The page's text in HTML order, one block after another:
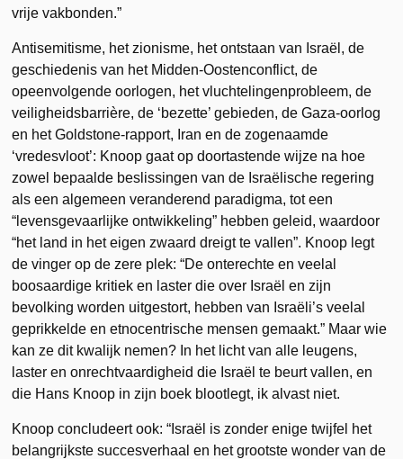
vrije vakbonden.”
Antisemitisme, het zionisme, het ontstaan van Israël, de
geschiedenis van het Midden-Oostenconflict, de
opeenvolgende oorlogen, het vluchtelingenprobleem, de
veiligheidsbarrière, de ‘bezette’ gebieden, de Gaza-oorlog
en het Goldstone-rapport, Iran en de zogenaamde
‘vredesvloot’: Knoop gaat op doortastende wijze na hoe
zowel bepaalde beslissingen van de Israëlische regering
als een algemeen veranderend paradigma, tot een
“levensgevaarlijke ontwikkeling” hebben geleid, waardoor
“het land in het eigen zwaard dreigt te vallen”. Knoop legt
de vinger op de zere plek: “De onterechte en veelal
boosaardige kritiek en laster die over Israël en zijn
bevolking worden uitgestort, hebben van Israëli’s veelal
geprikkelde en etnocentrische mensen gemaakt.” Maar wie
kan ze dit kwalijk nemen? In het licht van alle leugens,
laster en onrechtvaardigheid die Israël te beurt vallen, en
die Hans Knoop in zijn boek blootlegt, ik alvast niet.
Knoop concludeert ook: “Israël is zonder enige twijfel het
belangrijkste succesverhaal en het grootste wonder van de